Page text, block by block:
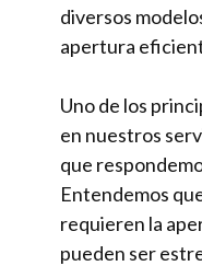
diversos
apertura
Uno de los
en nuestros
que
Entendemos
requieren la
pueden ser